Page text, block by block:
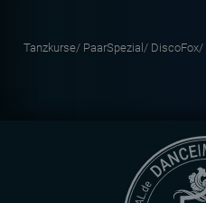
Tanzkurse/ PaarSpezial/ DiscoFox/